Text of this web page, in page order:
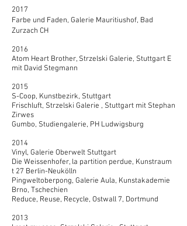
2017
Farbe und Faden, Galerie Mauritiushof, Bad
Zurzach CH
2016
Atom Heart Brother, Strzelski Galerie, Stuttgart E
mit David Stegmann
2015
S-Coop, Kunstbezirk, Stuttgart
Frischluft, Strzelski Galerie , Stuttgart mit Stephan
Zirwes
Gumbo, Studiengalerie, PH Ludwigsburg
2014
Vinyl, Galerie Oberwelt Stuttgart
Die Weissenhofer, la partition perdue, Kunstraum
t 27 Berlin-Neukölln
Pingweltoberpong, Galerie Aula, Kunstakademie
Brno, Tschechien
Reduce, Reuse, Recycle, Ostwall 7, Dortmund
2013